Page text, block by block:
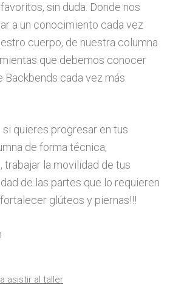
sin duda. Donde nos
a un conocimiento cada vez
cuerpo, de nuestra columna
que debemos conocer
Backbends cada vez más
quieres progresar en tus
de forma técnica,
trabajar la movilidad de tus
de las partes que lo requieren
glúteos y piernas!!!
asistir al taller